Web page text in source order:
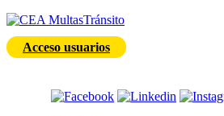
Acceso usuarios